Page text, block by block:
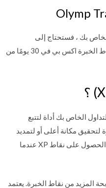
بك ، فستحتاج إلى
نقطة خبرة من نقاط الخبرة اكس بي في 30 يومًا من
الخاص بك أداة لتتبع
مكانة أعلى أو لتمديد
فترة الحالة الحالية. يمكن للمتداولين الحصول على نقاط XP عندما
المزيد من نقاط الخبرة. يعتمد